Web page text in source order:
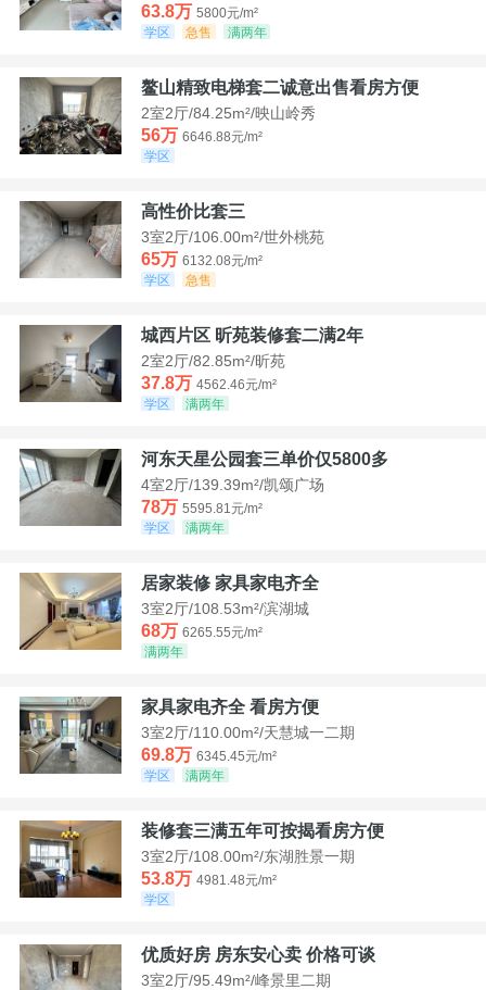
63.8万 5800元/m²
学区
急售 满两年
鳌山精致电梯套二诚意出售看房方便
2室2厅/84.25m²/映山岭秀
56万 6646.88元/m²
学区
高性价比套三
3室2厅/106.00m²/世外桃苑
65万 6132.08元/m²
学区
急售
城西片区 昕苑装修套二满2年
2室2厅/82.85m²/昕苑
37.8万 4562.46元/m²
学区
满两年
河东天星公园套三单价仅5800多
4室2厅/139.39m²/凯颂广场
78万 5595.81元/m²
学区
满两年
居家装修 家具家电齐全
3室2厅/108.53m²/滨湖城
68万 6265.55元/m²
满两年
家具家电齐全 看房方便
3室2厅/110.00m²/天慧城一二期
69.8万 6345.45元/m²
学区
满两年
装修套三满五年可按揭看房方便
3室2厅/108.00m²/东湖胜景一期
53.8万 4981.48元/m²
学区
优质好房 房东安心卖 价格可谈
3室2厅/95.49m²/峰景里二期